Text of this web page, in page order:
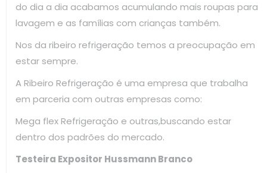
do dia a dia acabamos acumulando mais roupas para
lavagem e as famílias com crianças também.
Nos da ribeiro refrigeração temos a preocupação em
estar sempre.
A Ribeiro Refrigeração é uma empresa que trabalha
em parceria com outras empresas como:
Mega flex Refrigeração e outras,buscando estar
dentro dos padrões do mercado.
Testeira Expositor Hussmann Branco